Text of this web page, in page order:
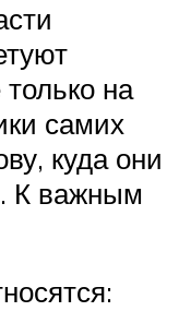
на
самих
куда они
К важным